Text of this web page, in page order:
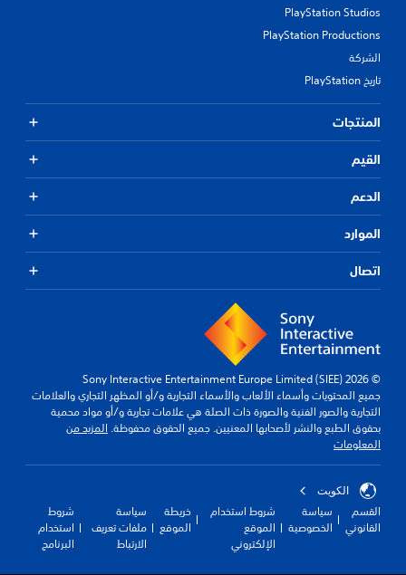
PlayStation Studios
PlayStation Productions
الشركة
تاريخ PlayStation
المنتجات
القيم
الدعم
الموارد
اتصال
© 2026 Sony Interactive Entertainment Europe Limited (SIEE)
جميع المحتويات وأسماء الألعاب والأسماء التجارية و/أو المظهر التجاري والعلامات
التجارية والصور الفنية والصورة ذات الصلة هي علامات تجارية و/أو مواد محمية
بحقوق الطبع والنشر لأصحابها المعنيين. جميع الحقوق محفوظة. المزيد من
المعلومات
الكويت‎
القسم
القانوني
سياسة
الخصوصية
شروط استخدام
الموقع
الإلكتروني
خريطة
الموقع
سياسة
ملفات تعريف
الارتباط
شروط
استخدام
البرنامج